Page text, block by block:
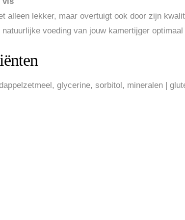
alleen lekker, maar overtuigt ook door zijn
voeding van jouw kamertijger
glycerine, sorbitol, mineralen |